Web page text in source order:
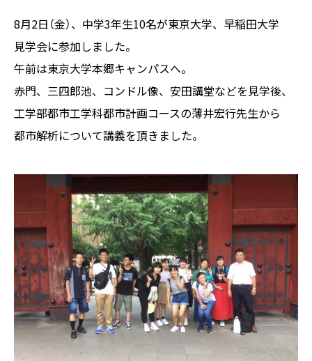
8月2日（金）、中学3年生10名が東京大学、早稲田大学
見学会に参加しました。
午前は東京大学本郷キャンパスへ。
赤門、三四郎池、コンドル像、安田講堂などを見学後、
工学部都市工学科都市計画コースの薄井宏行先生から
都市解析について講義を頂きました。